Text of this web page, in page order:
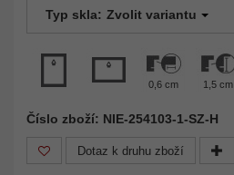
Typ skla: Zvolit variantu
0,6 cm 1,5 cm
Číslo zboží: NIE-254103-1-SZ-H
Dotaz k druhu zboží